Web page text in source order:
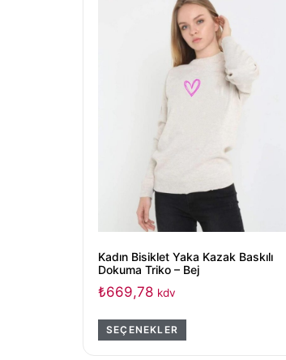
Kadın Bisiklet Yaka Kazak Baskılı
Dokuma Triko – Bej
₺669,78 kdv
SEÇENEKLER